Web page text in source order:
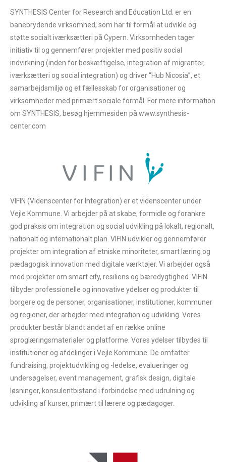
SYa/v/8DyX9A0oTxx2EGgABi+a/H8F/m339BoCoQ+g8k
gRaCQvgPJJiBYmAuw39hxn+uDAABxMLwi+E/0PusRkwM
vxhBGoDkH4b/v/+D2EDyz///QB1/QLb8+sP0lQEggFh+v
GXYM2/SP6A2Zoaf30Ex/J+PgekHwz9gQDAz/P0FYrAy
Mfz7wcDAzPDtFwNAgAEAd3SIyRitX1gAAAAASUVORK5C
YII=" title="Deutsch" alt="Deutsch" width="16" height="11" />
<span style="margin-left:0.3em;">Deutsch</span>
- <img
src="data:image/png;base64,iVBORw0KGgoAAAANSUhE
Z2VSZWFkeXHJZTwAAAF5SURBVHjaYuS1P8rAwHBimg
CQNMl4x/CP8fuvvwy//oHRHyj5A4jAIv//AAQQC1Cdk4m
AlpbW////XUyvM/z/v6ZT4/9/hv9ACRAFwSDw7z/Dg0f
PAAKI8dGjR7KysiBxMAAyjp5/D5T7B1TxD6zuH5TNycF0e
NcTgABigSiCqwaSF25///vv35+////+BZF//vz/A+T//S8kwFI/
5QpAADGyWx92Mxfa2KMJVO2UdQVo0rYJWlBXMECd
ArGJiYnp1q1HAAHE8ucXzI0QN/z775Zz5R/EJf/+QxFI+D8
PJ8uFQ3cBAojxxYs3IiICSAYiM/7BMdC9QBvu3XsIEEAs6
w99sdBl/vbz33+YSf8hZsMcA1QMYXBxMB/Z9QUggFg
OnnmhJMP74cuvv0Bf/gN5FM74B+ECPfwPJCLEy9q56SZ
AADHevP9RVIgd5A5I8IGdwwD1KMKFDCC/MJw6ewsgg
BgZxDdDI/LnPwaGPxjoHxj9AQc7iAQIMADrG2tQp2zGfg
AAAABJRU5ErkJggg==" title="Ελληνικά" alt="Ελληνικά"
width="16" height="11" /><span style="margin-
left:0.3em;">Ελληνικά</span>
SYNTHESIS Center for Research and Education Ltd. er en
banebrydende virksomhed, som har til formål at udvikle og
støtte socialt iværksætteri på Cypern. Virksomheden tager
initiativ til og gennemfører projekter med positiv social
indvirkning (inden for beskæftigelse, integration af migranter,
iværksætteri og social integration) og driver “Hub Nicosia”, et
samarbejdsmiljø og et fællesskab for organisationer og
virksomheder med primært sociale formål. For mere information
om SYNTHESIS, besøg hjemmesiden på www.synthesis-
center.com
VIFIN (Videnscenter for Integration) er et videnscenter under
Vejle Kommune. Vi arbejder på at skabe, formidle og forankre
god praksis om integration og social udvikling på lokalt, regionalt,
nationalt og internationalt plan. VIFIN udvikler og gennemfører
projekter om integration af etniske minoriteter, smart læring og
pædagogisk innovation med digitale værktøjer. Vi arbejder også
med projekter om smart city, resiliens og bæredygtighed. VIFIN
tilbyder professionelle og innovative ydelser og produkter til
borgere og de personer, organisationer, institutioner, kommuner
og regioner, der arbejder med integration og udvikling. Vores
produkter består blandt andet af en række online
sproglæringsmaterialer og platforme. Vores ydelser tilbydes til
institutioner og afdelinger i Vejle Kommune. De omfatter
fundraising, projektudvikling og -ledelse, evalueringer og
undersøgelser, event management, grafisk design, digitale
løsninger, konsulentbistand i forbindelse med udrulning og
udvikling af kurser, primært til lærere og pædagoger.